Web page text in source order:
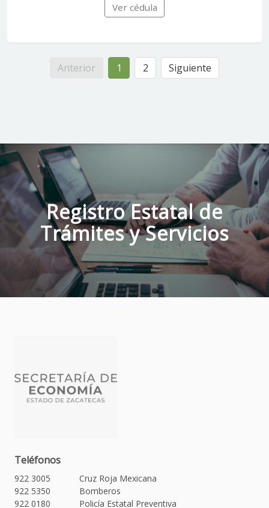
Ver cédula
Anterior 1 2 Siguiente
Registro Estatal de
Trámites y Servicios
Teléfonos
922 3005
Cruz Roja Mexicana
922 5350
Bomberos
922 0180
Policía Estatal Preventiva